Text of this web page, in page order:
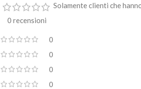
0 recensioni
0
0
0
0
Solamente clienti che